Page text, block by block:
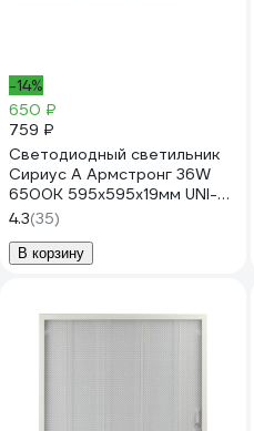
-14%
650 ₽
759 ₽
Светодиодный светильник
Сириус А Армстронг 36W
6500K 595х595х19мм UNI-
595x595-36W-PR-65K
4.3(35)
В корзину